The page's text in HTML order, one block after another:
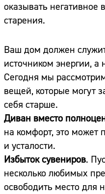
оказывать негативное
старения.
Ваш дом должен
источником энергии, а
Сегодня мы
вещей, которые могут
себя старше.
Диван вместо
на комфорт, это может
и усталости.
Избыток сувениров.
несколько любимых
освободить место для